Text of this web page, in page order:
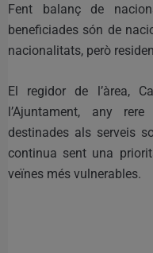
Fent balanç de
beneficiades són de
nacionalitats, però
El regidor de l’àrea,
l’Ajuntament, any
destinades als serveis
continua sent una
veïnes més vulnerables.